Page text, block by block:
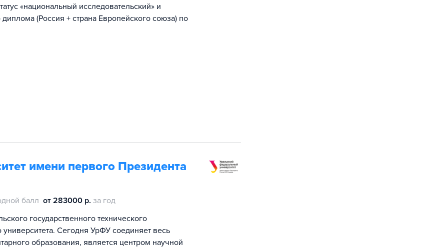
«национальный исследовательский» и
(Россия + страна Европейского союза) по
имени первого Президента
балл от 283000 р. за год
государственного технического
Сегодня УрФУ соединяет весь
образования, является центром научной